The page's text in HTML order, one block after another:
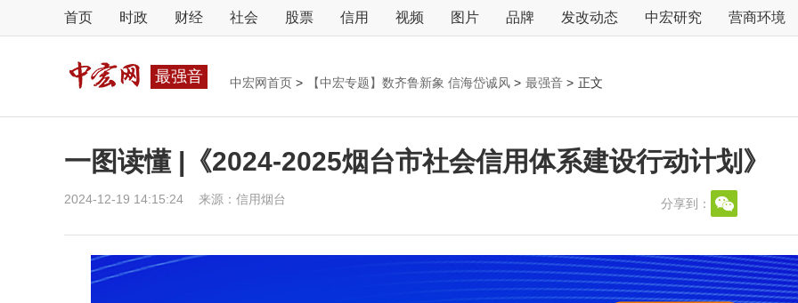
首页 时政 财经 社会 股票 信用 视频 图片 品牌 发改动态 中宏研究 营商环境
最强音 中宏网首页 > 【中宏专题】数齐鲁新象 信海岱诚风 > 最强音 > 正文
一图读懂 |《2024-2025烟台市社会信用体系建设行动计划》
2024-12-19 14:15:24 来源： 信用烟台 分享到：